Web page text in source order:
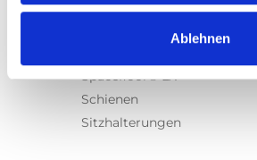
Ablehnen
Spacefloor® LX
Schienen
Sitzhalterungen